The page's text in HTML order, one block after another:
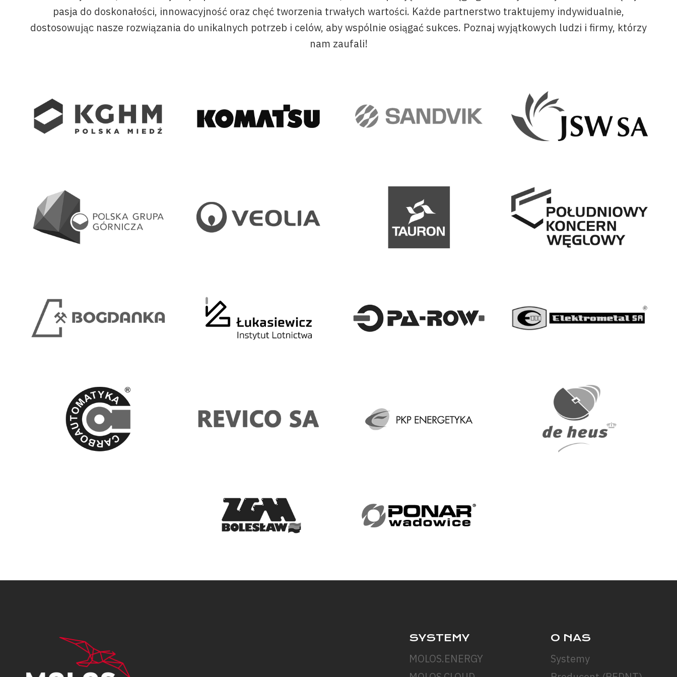
pasja do doskonałości, innowacyjność oraz chęć tworzenia trwałych wartości. Każde partnerstwo traktujemy indywidualnie,
dostosowując nasze rozwiązania do unikalnych potrzeb i celów, aby wspólnie osiągać sukces. Poznaj wyjątkowych ludzi i firmy, którzy
nam zaufali!
SYSTEMY
MOLOS.ENERGY
O NAS
Systemy